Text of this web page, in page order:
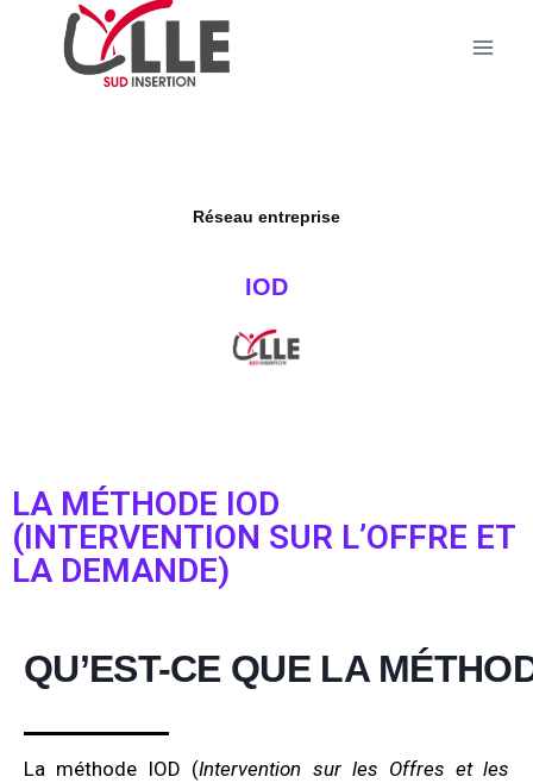
Réseau entreprise
IOD
LA MÉTHODE IOD
(INTERVENTION SUR L’OFFRE ET
LA DEMANDE)
QU’EST-CE QUE LA
La méthode IOD (Intervention sur les Offres et les